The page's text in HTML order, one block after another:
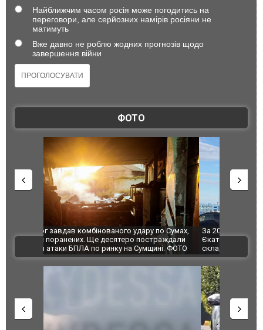
Найближчим часом росія може погодитись на
переговори, але серйозних намірів росіяни не
матимуть
Вже давно не роблю жодних прогнозів щодо
завершення війни
ФОТО
За 2000 кілометрів від кордону з Україною: в
Єкатеринбурзі після атаки дронів загорівся
склад Wildberries. ФОТО. ВІДЕО
"Мої
ВІДЕО